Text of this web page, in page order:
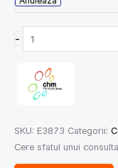
-
SKU: E3873 Categorii:
Cere sfatul unui